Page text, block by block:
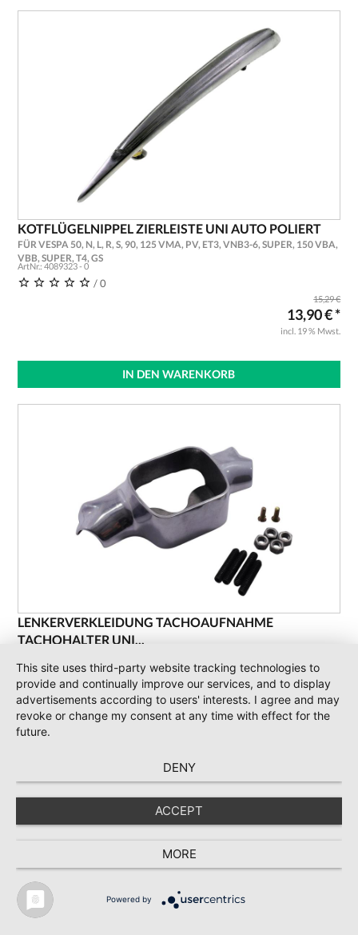
KOTFLÜGELNIPPEL ZIERLEISTE UNI AUTO POLIERT
FÜR VESPA 50, N, L, R, S, 90, 125 VMA, PV, ET3, VNB3-6, SUPER, 150 VBA,
VBB, SUPER, T4, GS
ArtNr.: 4089323 - 0
/ 0
15,29 €
13,90 € *
incl. 19 % Mwst.
IN DEN WARENKORB
LENKERVERKLEIDUNG TACHOAUFNAHME
TACHOHALTER UNI...
43,89 €
39,90 € *
incl. 19 % Mwst.
IN DEN WARENKORB
This site uses third-party website tracking technologies to
provide and continually improve our services, and to display
advertisements according to users' interests. I agree and may
revoke or change my consent at any time with effect for the
future.
DENY
ACCEPT
MORE
Powered by